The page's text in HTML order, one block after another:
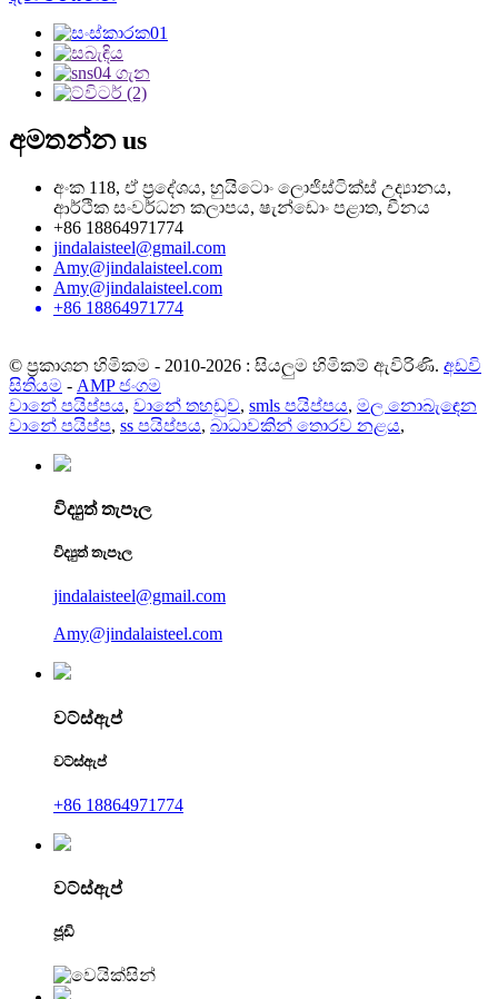
අමතන්නus
අංක 118, ඒ ප්‍රදේශය, හුයිටොං ලොජිස්ටික්ස් උද්‍යානය,
ආර්ථික සංවර්ධන කලාපය, ෂැන්ඩොං පළාත, චීනය
+86 18864971774
jindalaisteel@gmail.com
Amy@jindalaisteel.com
Amy@jindalaisteel.com
+86 18864971774
© ප්‍රකාශන හිමිකම - 2010-2026 : සියලුම හිමිකම් ඇවිරිණි. අඩවි
සිතියම - AMP ජංගම
වානේ පයිප්පය, වානේ තහඩුව, smls පයිප්පය, මල නොබැඳෙන
වානේ පයිප්ප, ss පයිප්පය, බාධාවකින් තොරව නළය,
විද්‍යුත් තැපෑල
විද්‍යුත් තැපෑල
jindalaisteel@gmail.com
Amy@jindalaisteel.com
වට්ස්ඇප්
වට්ස්ඇප්
+86 18864971774
වට්ස්ඇප්
ජූඩි